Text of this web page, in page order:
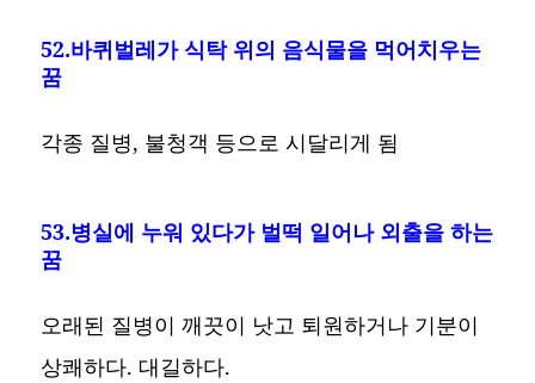
52.바퀴벌레가 식탁 위의 음식물을 먹어치우는
꿈
각종 질병, 불청객 등으로 시달리게 됨
53.병실에 누워 있다가 벌떡 일어나 외출을 하는
꿈
오래된 질병이 깨끗이 낫고 퇴원하거나 기분이
상쾌하다. 대길하다.